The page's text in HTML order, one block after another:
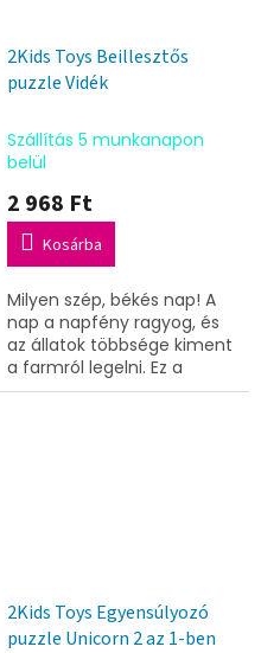
2Kids Toys Beillesztős
puzzle Vidék
Szállítás 5 munkanapon
belül
2 968 Ft
Kosárba
Milyen szép, békés nap! A
nap a napfény ragyog, és
az állatok többsége kiment
a farmról legelni. Ez a
gyönyörű betűs kirakó
2Kids Toys Egyensúlyozó
puzzle Unicorn 2 az 1-ben